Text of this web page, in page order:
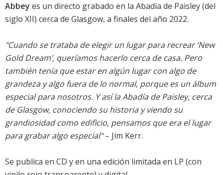
Abbey es un directo grabado en la Abadía de Paisley (del
siglo XII) cerca de Glasgow, a finales del año 2022.
"Cuando se trataba de elegir un lugar para recrear ‘New
Gold Dream’, queríamos hacerlo cerca de casa. Pero
también tenía que estar en algún lugar con algo de
grandeza y algo fuera de lo normal, porque es un álbum
especial para nosotros. Y así la Abadía de Paisley, cerca
de Glasgow, conociendo su historia y viendo su
grandiosidad como edificio, pensamos que era el lugar
para grabar algo especial"– Jim Kerr.
Se publica en CD y en una edición limitada en LP (con